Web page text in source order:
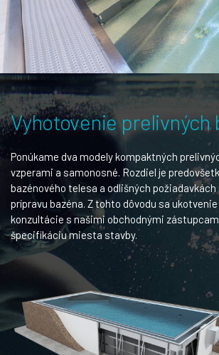
Vyhotovenie prelivných
Ponúkame dva modely kompaktných
vzperami a samonosné. Rozdiel je
bazénového telesa a odlišných
prípravu bazéna. Z tohto dôvodu sa
konzultácie s našimi obchodnými
špecifikáciu miesta stavby.